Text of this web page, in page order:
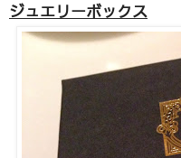
ジュエリーボックス